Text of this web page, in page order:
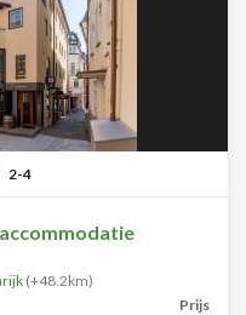
2-4
(+48.2km)
Prijs